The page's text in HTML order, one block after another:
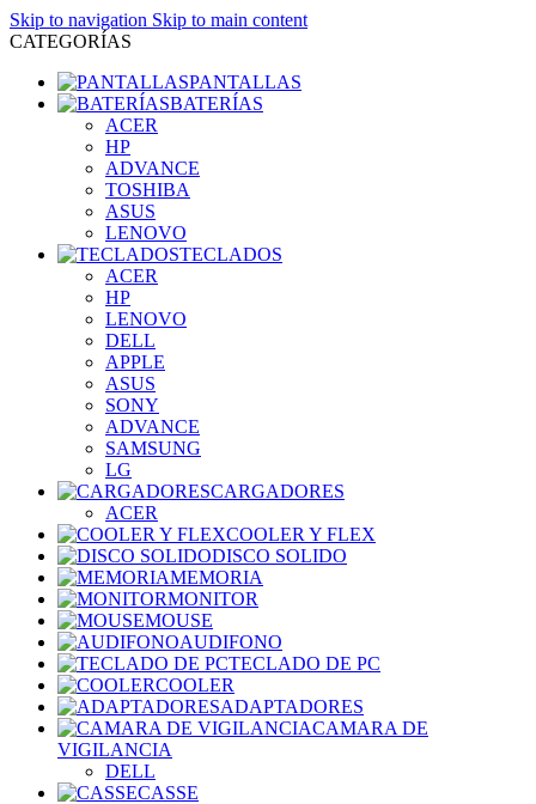
Skip to navigation Skip to main content
CATEGORÍAS
PANTALLAS
BATERÍAS
ACER
HP
ADVANCE
TOSHIBA
ASUS
LENOVO
TECLADOS
ACER
HP
LENOVO
DELL
APPLE
ASUS
SONY
ADVANCE
SAMSUNG
LG
CARGADORES
ACER
COOLER Y FLEX
DISCO SOLIDO
MEMORIA
MONITOR
MOUSE
AUDIFONO
TECLADO DE PC
COOLER
ADAPTADORES
CAMARA DE
VIGILANCIA
DELL
CASSE